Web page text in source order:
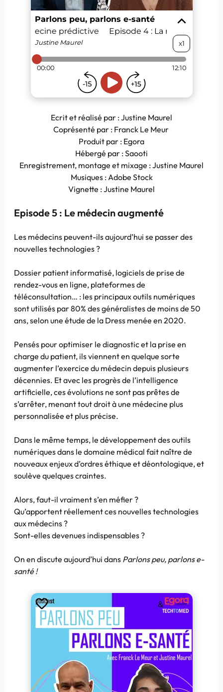
Ecrit et réalisé par : Justine Maurel
Coprésenté par : Franck Le Meur
Produit par : Egora
Hébergé par : Saooti
Enregistrement, montage et mixage : Justine Maurel
Musiques : Adobe Stock
Vignette : Justine Maurel
Episode 5 : Le médecin augmenté
Les médecins peuvent-ils aujourd’hui se passer des
nouvelles technologies ?
Dossier patient informatisé, logiciels de prise de
rendez-vous en ligne, plateformes de
téléconsultation… : les principaux outils numériques
sont utilisés par 80% des généralistes de moins de 50
ans, selon une étude de la Dress menée en 2020.
Pensés pour optimiser le diagnostic et la prise en
charge du patient, ils viennent en quelque sorte
augmenter l’exercice du médecin depuis plusieurs
décennies. Et avec les progrès de l’intelligence
artificielle, ces évolutions ne sont pas prêtes de
s’arrêter, menant tout droit à une médecine plus
personnalisée et plus précise.
Dans le même temps, le développement des outils
numériques dans le domaine médical fait naître de
nouveaux enjeux d’ordres éthique et déontologique, et
soulève quelques craintes.
Alors, faut-il vraiment s’en méfier ?
Qu’apportent réellement ces nouvelles technologies
aux médecins ?
Sont-elles devenues indispensables ?
On en discute aujourd’hui dans Parlons peu, parlons e-
santé !